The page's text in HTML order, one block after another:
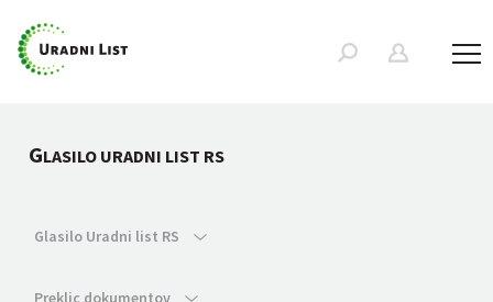
GLASILO URADNI LIST RS
Glasilo Uradni list RS
Preklic dokumentov